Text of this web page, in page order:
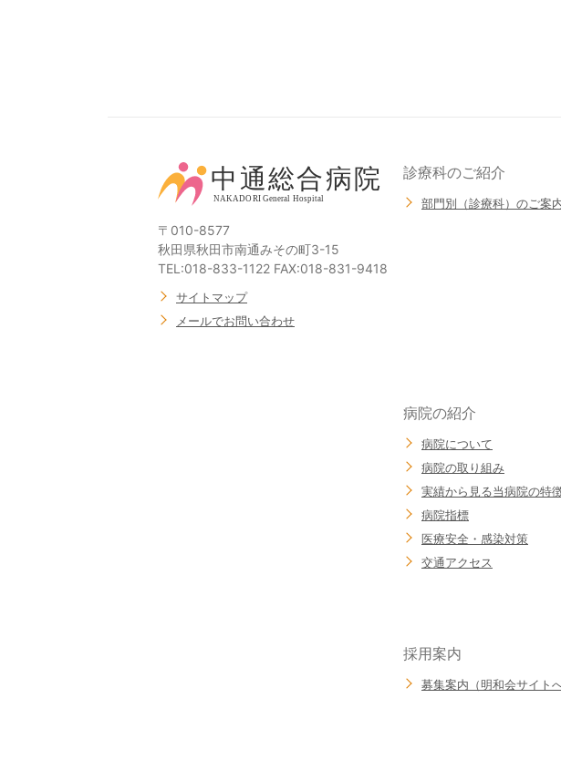
〒010-8577
秋田県秋田市南通みその町3-15
TEL:018-833-1122 FAX:018-831-9418
サイトマップ
メールでお問い合わせ
診療科のご紹介
部門別（診療科）のご案
病院の紹介
病院について
病院の取り組み
実績から見る当病院の特
病院指標
医療安全・感染対策
交通アクセス
採用案内
募集案内（明和会サイトへ